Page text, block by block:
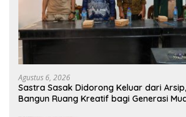
Agustus 6, 2026
Sastra Sasak Didorong Keluar dari
Bangun Ruang Kreatif bagi Generasi